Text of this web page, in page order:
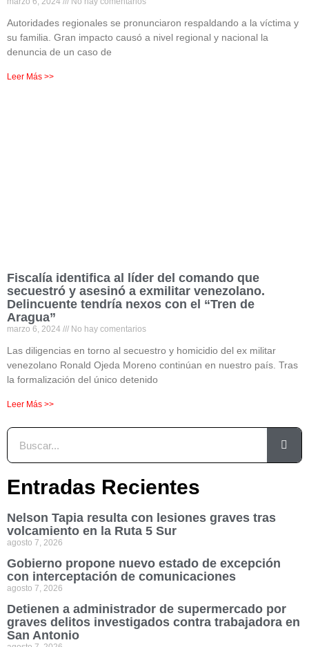
Autoridades regionales se pronunciaron respaldando a la víctima y
su familia. Gran impacto causó a nivel regional y nacional la
denuncia de un caso de
Leer Más >>
Fiscalía identifica al líder del comando que
secuestró y asesinó a exmilitar venezolano.
Delincuente tendría nexos con el “Tren de
Aragua”
marzo 6, 2024 No hay comentarios
Las diligencias en torno al secuestro y homicidio del ex militar
venezolano Ronald Ojeda Moreno continúan en nuestro país. Tras
la formalización del único detenido
Leer Más >>
Entradas Recientes
Nelson Tapia resulta con lesiones graves tras
volcamiento en la Ruta 5 Sur
agosto 7, 2026
Gobierno propone nuevo estado de excepción
con interceptación de comunicaciones
agosto 7, 2026
Detienen a administrador de supermercado por
graves delitos investigados contra trabajadora en
San Antonio